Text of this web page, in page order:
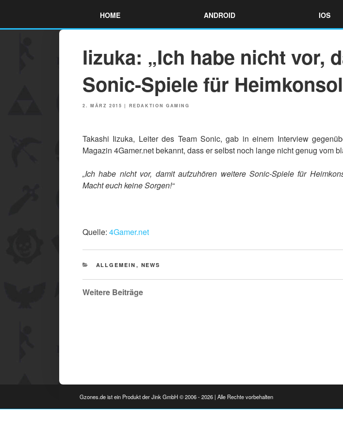
content
HOME ANDROID IOS
Iizuka: „Ich habe nicht vor,
Sonic-Spiele für
POSTED
2. MÄRZ 2015 | REDAKTION GAMING
Takashi Iizuka, Leiter des Team Sonic, gab in einem Interview
Magazin 4Gamer.net bekannt, dass er selbst noch lange nicht genug vom
„Ich habe nicht vor, damit aufzuhören weitere Sonic-Spiele für
Macht euch keine Sorgen!“
Quelle: 4Gamer.net
CATEGORIES
ALLGEMEIN , NEWS
Weitere Beiträge
Gzones.de ist ein Produkt der Jink GmbH © 2006 - 2026 | Alle Rechte vorbehalten